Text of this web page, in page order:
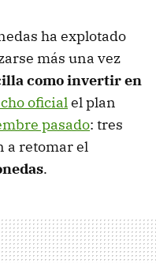
ha explotado
más una vez
como invertir en
oficialel plan
pasado: tres
a retomar el
.